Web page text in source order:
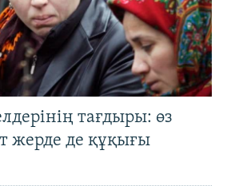
тағдыры: өз
жерде де құқығы